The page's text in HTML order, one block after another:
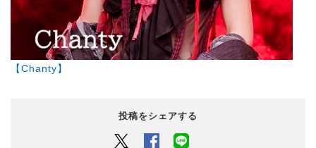
【Chanty】
投稿をシェアする
Twitter Facebook